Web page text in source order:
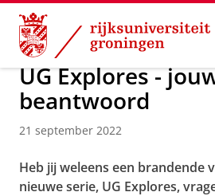
Skip
Content
Skip
Navigation
Over ons Actueel Nieuws
UG Explores -
beantwoord
21 september 2022
Heb jij weleens een brandende
nieuwe serie, UG Explores,